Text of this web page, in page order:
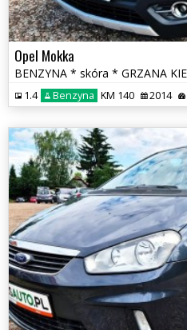
Opel Mokka
1.4 Benzyna KM 140 2014